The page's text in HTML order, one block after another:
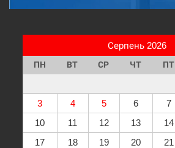
Серпень 2026
ПН ВТ СР ЧТ ПТ
3
4 5 6 7
10
11 12 13 14
17
18 19 20 21